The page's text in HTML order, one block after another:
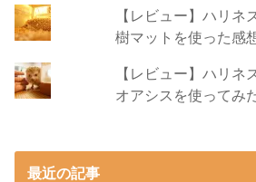
【レビュー】ハリネ
樹マットを使った感
【レビュー】ハリネ
オアシスを使ってみ
最近の記事